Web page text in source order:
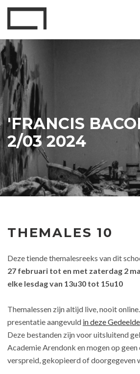
'FRANCIS
2/03 2024
THEMALES 10
Deze tiende themalesreeks van dit
27 februari tot en met zaterdag 2
elke lesdag van 13u30 tot 15u10
Themalessen zijn altijd live, nooit
presentatie aangevuld in deze
Deze bestanden zijn voor uitsluitend
Academie Arendonk en mogen op
verspreid, gekopieerd of doorgegeven